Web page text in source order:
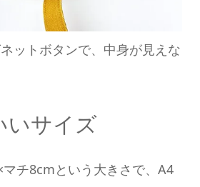
ットボタンで、中身が見えな
いサイズ
チ8cmという大きさで、A4